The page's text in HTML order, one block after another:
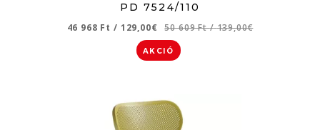
PD 7524/110
46 968 Ft / 129,00€ 50 609 Ft/ 139,00€
AKCIÓ